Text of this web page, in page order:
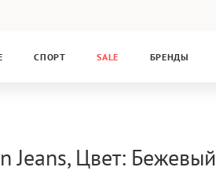
СПОРТ SALE БРЕНДЫ
Jeans, Цвет: Бежевый